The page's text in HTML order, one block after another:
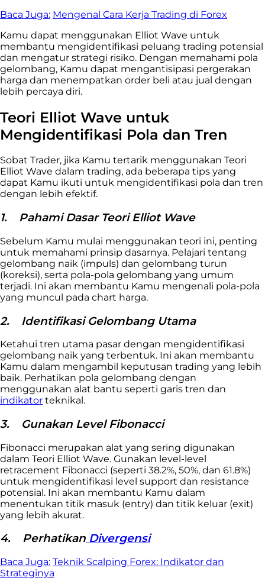
Baca Juga: Mengenal Cara Kerja Trading di Forex
Kamu dapat menggunakan Elliot Wave untuk
membantu mengidentifikasi peluang trading potensial
dan mengatur strategi risiko. Dengan memahami pola
gelombang, Kamu dapat mengantisipasi pergerakan
harga dan menempatkan order beli atau jual dengan
lebih percaya diri.
Teori Elliot Wave untuk
Mengidentifikasi Pola dan Tren
Sobat Trader, jika Kamu tertarik menggunakan Teori
Elliot Wave dalam trading, ada beberapa tips yang
dapat Kamu ikuti untuk mengidentifikasi pola dan tren
dengan lebih efektif.
1. Pahami Dasar Teori Elliot Wave
Sebelum Kamu mulai menggunakan teori ini, penting
untuk memahami prinsip dasarnya. Pelajari tentang
gelombang naik (impuls) dan gelombang turun
(koreksi), serta pola-pola gelombang yang umum
terjadi. Ini akan membantu Kamu mengenali pola-pola
yang muncul pada chart harga.
2. Identifikasi Gelombang Utama
Ketahui tren utama pasar dengan mengidentifikasi
gelombang naik yang terbentuk. Ini akan membantu
Kamu dalam mengambil keputusan trading yang lebih
baik. Perhatikan pola gelombang dengan
menggunakan alat bantu seperti garis tren dan
indikator teknikal.
3. Gunakan Level Fibonacci
Fibonacci merupakan alat yang sering digunakan
dalam Teori Elliot Wave. Gunakan level-level
retracement Fibonacci (seperti 38.2%, 50%, dan 61.8%)
untuk mengidentifikasi level support dan resistance
potensial. Ini akan membantu Kamu dalam
menentukan titik masuk (entry) dan titik keluar (exit)
yang lebih akurat.
4. Perhatikan Divergensi
Baca Juga: Teknik Scalping Forex: Indikator dan
Strateginya